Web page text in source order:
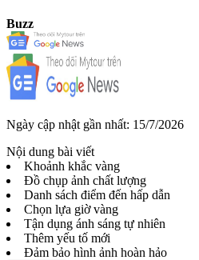
Buzz
Ngày cập nhật gần nhất: 15/7/2026
Nội dung bài viết
Khoảnh khắc vàng
Đồ chụp ảnh chất lượng
Danh sách điểm đến hấp dẫn
Chọn lựa giờ vàng
Tận dụng ánh sáng tự nhiên
Thêm yếu tố mới
Đảm bảo hình ảnh hoàn hảo